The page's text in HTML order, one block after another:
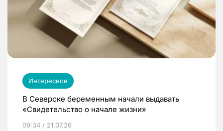
Интересное
В Северске беременным начали выдавать
«Свидетельство о начале жизни»
09:34 / 21.07.26